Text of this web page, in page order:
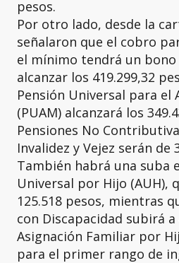
pesos.
Por otro lado, desde la
señalaron que el cobro
el mínimo tendrá un
alcanzar los 419.299,32
Pensión Universal para el
(PUAM) alcanzará los
Pensiones No
Invalidez y Vejez serán de
También habrá una suba
Universal por Hijo (AUH),
125.518 pesos, mientras
con Discapacidad subirá a
Asignación Familiar por
para el primer rango de